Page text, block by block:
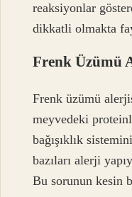
reaksiyonlar
dikkatli olmakta
Frenk Üzümü
Frenk üzümü
meyvedeki
bağışıklık
bazıları alerji
Bu sorunun kesin